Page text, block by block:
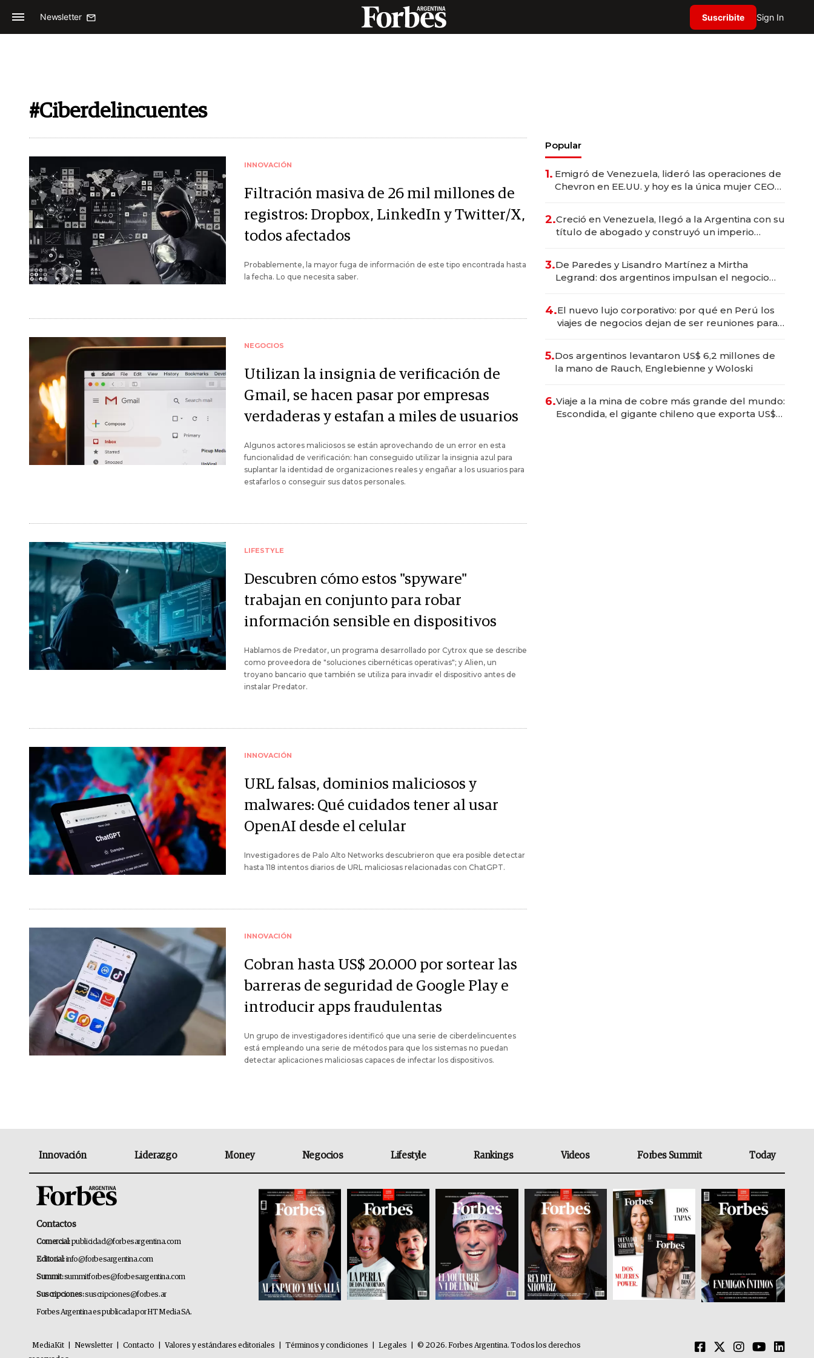
Newsletter Suscribite Sign In
#Ciberdelincuentes
INNOVACIÓN
Filtración masiva de 26 mil millones de
registros: Dropbox, LinkedIn y Twitter/X,
todos afectados
Probablemente, la mayor fuga de información de este tipo encontrada hasta
la fecha. Lo que necesita saber.
NEGOCIOS
Utilizan la insignia de verificación de
Gmail, se hacen pasar por empresas
verdaderas y estafan a miles de usuarios
Algunos actores maliciosos se están aprovechando de un error en esta
funcionalidad de verificación: han conseguido utilizar la insignia azul para
suplantar la identidad de organizaciones reales y engañar a los usuarios para
estafarlos o conseguir sus datos personales.
LIFESTYLE
Descubren cómo estos "spyware"
trabajan en conjunto para robar
información sensible en dispositivos
Hablamos de Predator, un programa desarrollado por Cytrox que se describe
como proveedora de "soluciones cibernéticas operativas"; y Alien, un
troyano bancario que también se utiliza para invadir el dispositivo antes de
instalar Predator.
INNOVACIÓN
URL falsas, dominios maliciosos y
malwares: Qué cuidados tener al usar
OpenAI desde el celular
Investigadores de Palo Alto Networks descubrieron que era posible detectar
hasta 118 intentos diarios de URL maliciosas relacionadas con ChatGPT.
INNOVACIÓN
Cobran hasta US$ 20.000 por sortear las
barreras de seguridad de Google Play e
introducir apps fraudulentas
Un grupo de investigadores identificó que una serie de ciberdelincuentes
está empleando una serie de métodos para que los sistemas no puedan
detectar aplicaciones maliciosas capaces de infectar los dispositivos.
Popular
1. Emigró de Venezuela, lideró las operaciones de
Chevron en EE.UU. y hoy es la única mujer CEO
2.Creció en Venezuela, llegó a la Argentina con su
título de abogado y construyó un imperio
3.De Paredes y Lisandro Martínez a Mirtha
Legrand: dos argentinos impulsan el negocio
4.El nuevo lujo corporativo: por qué en Perú los
viajes de negocios dejan de ser reuniones para
5.Dos argentinos levantaron US$ 6,2 millones de
la mano de Rauch, Englebienne y Woloski
6.Viaje a la mina de cobre más grande del mundo:
Escondida, el gigante chileno que exporta US$
Innovación Liderazgo Money Negocios Lifestyle Rankings Videos Forbes Summit Today
Contactos
Comercial:publicidad@forbesargentina.com
Editorial:info@forbesargentina.com
Summit:summitforbes@forbesargentina.com
Suscripciones:suscripciones@forbes.ar
Forbes Argentina es publicada por HT Media SA.
MediaKit Newsletter Contacto Valores y estándares editoriales Términos y condiciones Legales
© 2026. Forbes Argentina. Todos los derechos